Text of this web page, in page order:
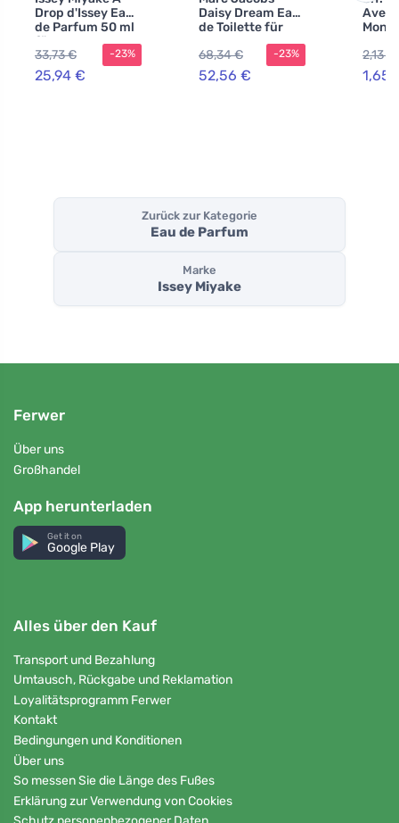
Drop d'Issey Eau
de Parfum 50 ml
für Damen
33,73 €
25,94 €
-23%
Daisy Dream Eau
de Toilette für
68,34 €
52,56 €
-23%
de
2,13 €
1,65
Zurück zur Kategorie
Eau de Parfum
Marke
Issey Miyake
Ferwer
Über uns
Großhandel
App herunterladen
Get it on
Google Play
Alles über den Kauf
Transport und Bezahlung
Umtausch, Rückgabe und Reklamation
Loyalitätsprogramm Ferwer
Kontakt
Bedingungen und Konditionen
Über uns
So messen Sie die Länge des Fußes
Erklärung zur Verwendung von Cookies